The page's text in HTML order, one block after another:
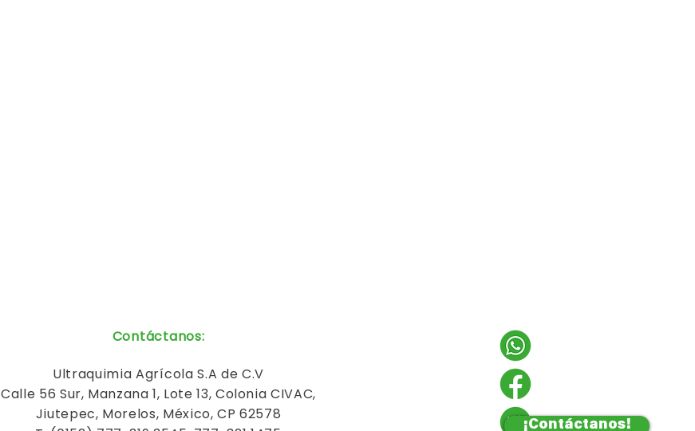
¡Contáctanos!
Contáctanos:
Ultraquimia Agrícola S.A de C.V
Calle 56 Sur, Manzana 1, Lote 13, Colonia CIVAC,
Jiutepec, Morelos, México, CP 62578